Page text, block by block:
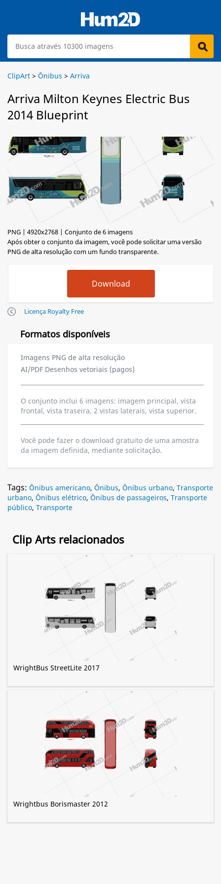
ClipArt > Ônibus > Arriva
Arriva Milton Keynes Electric Bus
2014 Blueprint
PNG | 4920x2768 | Conjunto de 6 imagens
Após obter o conjunto da imagem, você pode solicitar uma versão
PNG de alta resolução com um fundo transparente.
Licença Royalty Free
Formatos disponíveis
Imagens PNG de alta resolução
AI/PDF Desenhos vetoriais (pagos)
O conjunto inclui 6 imagens: imagem principal, vista
frontal, vista traseira, 2 vistas laterais, vista superior.
Você pode fazer o download gratuito de uma amostra
da imagem definida, mediante solicitação.
Tags: Ônibus americano, Ônibus, Ônibus urbano, Transporte
urbano, Ônibus elétrico, Ônibus de passageiros, Transporte
público, Transporte
Clip Arts relacionados
WrightBus StreetLite 2017
Wrightbus Borismaster 2012